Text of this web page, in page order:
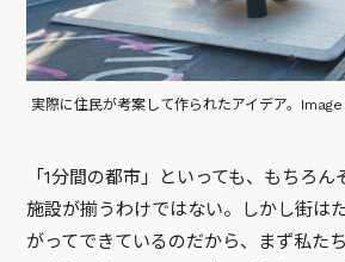
実際に住民が考案して作られたアイデア。
「1分間の都市」といっても、もちろ
施設が揃うわけではない。しかし街は
がってできているのだから、まず私た